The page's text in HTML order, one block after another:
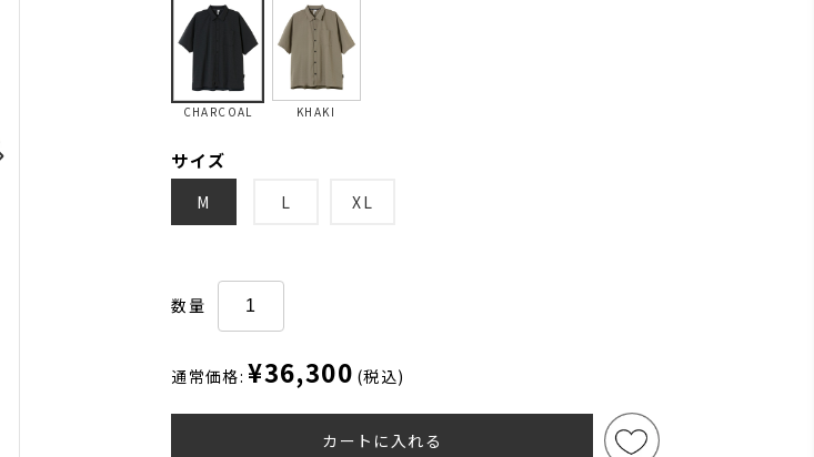
CHARCOAL KHAKI
サイズ
M L XL
数量
通常価格: ¥36,300 (税込)
カートに入れる